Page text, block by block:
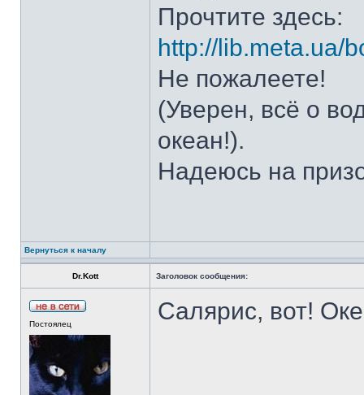
Прочтите здесь:
http://lib.meta.ua/
Не пожалеете!
(Уверен, всё о
океан!).
Надеюсь на
Вернуться к началу
Dr.Kott Заголовок сообщения:
Постоялец Салярис, вот!